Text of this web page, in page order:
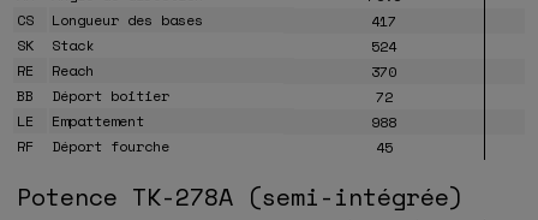
CS
Longueur des bases
417
SK
Stack
524
RE
Reach
370
BB
Déport boitier
72
LE
Empattement
988
RF
Déport fourche 45
Potence TK-278A (semi-intégrée)